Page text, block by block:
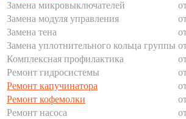
Замена микровыключателей
Замена модуля управления
Замена тена
Замена уплотнительного кольца группы
Комплексная профилактика
Ремонт гидросистемы
Ремонт капучинатора
Ремонт кофемолки
Ремонт насоса